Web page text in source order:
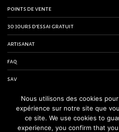
points de vente
30 jours d’essai gratuit
artisanat
faq
sav
contactez-nous
conditions générales de vente
Nous utilisons des cookies
expérience sur notre site que
ce site. We use cookies to
experience, you confirm that